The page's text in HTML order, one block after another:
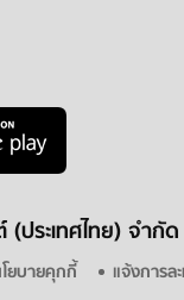
ประเทศไทย) จำกัด
ยบายคุกกี้ แจ้งการล